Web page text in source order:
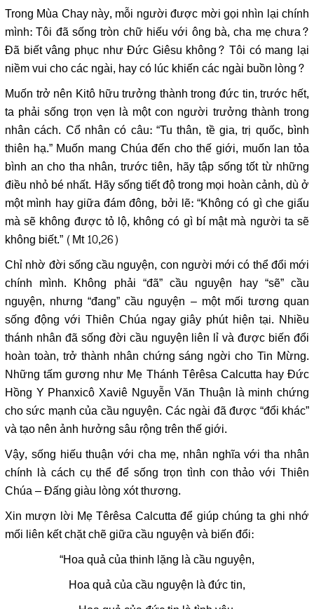
Trong Mùa Chay này, mỗi người được mời gọi nhìn lại chính
mình: Tôi đã sống tròn chữ hiếu với ông bà, cha mẹ chưa?
Đã biết vâng phục như Đức Giêsu không? Tôi có mang lại
niềm vui cho các ngài, hay có lúc khiến các ngài buồn lòng?
Muốn trở nên Kitô hữu trưởng thành trong đức tin, trước hết,
ta phải sống trọn vẹn là một con người trưởng thành trong
nhân cách. Cổ nhân có câu: “Tu thân, tề gia, trị quốc, bình
thiên hạ.” Muốn mang Chúa đến cho thế giới, muốn lan tỏa
bình an cho tha nhân, trước tiên, hãy tập sống tốt từ những
điều nhỏ bé nhất. Hãy sống tiết độ trong mọi hoàn cảnh, dù ở
một mình hay giữa đám đông, bởi lẽ: “Không có gì che giấu
mà sẽ không được tỏ lộ, không có gì bí mật mà người ta sẽ
không biết.” (Mt 10,26)
Chỉ nhờ đời sống cầu nguyện, con người mới có thể đổi mới
chính mình. Không phải “đã” cầu nguyện hay “sẽ” cầu
nguyện, nhưng “đang” cầu nguyện – một mối tương quan
sống động với Thiên Chúa ngay giây phút hiện tại. Nhiều
thánh nhân đã sống đời cầu nguyện liên lỉ và được biến đổi
hoàn toàn, trở thành nhân chứng sáng ngời cho Tin Mừng.
Những tấm gương như Mẹ Thánh Têrêsa Calcutta hay Đức
Hồng Y Phanxicô Xaviê Nguyễn Văn Thuận là minh chứng
cho sức mạnh của cầu nguyện. Các ngài đã được “đổi khác”
và tạo nên ảnh hưởng sâu rộng trên thế giới.
Vậy, sống hiếu thuận với cha mẹ, nhân nghĩa với tha nhân
chính là cách cụ thể để sống trọn tình con thảo với Thiên
Chúa – Đấng giàu lòng xót thương.
Xin mượn lời Mẹ Têrêsa Calcutta để giúp chúng ta ghi nhớ
mối liên kết chặt chẽ giữa cầu nguyện và biến đổi:
“Hoa quả của thinh lặng là cầu nguyện,
Hoa quả của cầu nguyện là đức tin,